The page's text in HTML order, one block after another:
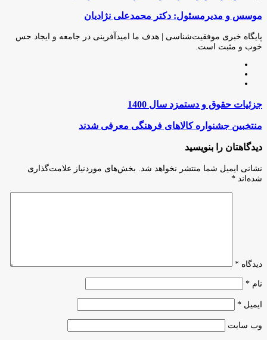
از
ایمیل
موسس و مدیرمسئول: دکتر محمدعلی نژادیان
پایگاه خبری موفقیت‌شناسی | هدف ما امیدآفرینی در جامعه و ایجاد حس
خوب و مثبت است.
جزئیات
حقوق
دستمزد
سال
1400
جزئیات حقوق و دستمزد سال 1400
منتخبین
کالاهای
معرفی
شدند
منتخبین جشنواره کالاهای فرهنگی معرفی شدند
دیدگاهتان را بنویسید
نشانی ایمیل شما منتشر نخواهد شد.
بخش‌های موردنیاز علامت‌گذاری
شده‌اند *
دیدگاه *
نام *
ایمیل *
وب‌ سایت